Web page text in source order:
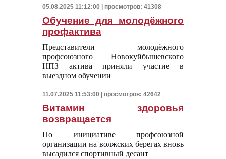
05.08.2025 11:12:00 | просмотров: 41308
Обучение для молодёжного
профактива
Представители молодёжного
профсоюзного Новокуйбышевского
НПЗ актива приняли участие в
выездном обучении
11.07.2025 11:53:00 | просмотров: 42642
Витамин здоровья
возвращается
По инициативе профсоюзной
организации на волжских берегах вновь
высадился спортивный десант